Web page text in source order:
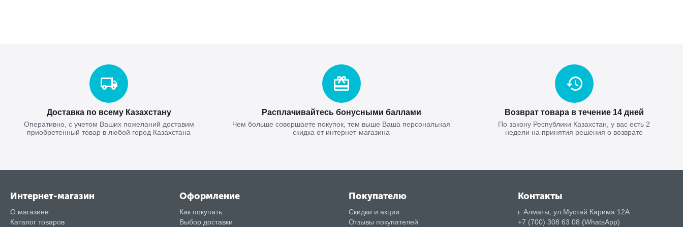
Доставка по всему Казахстану
Оперативно, с учетом Ваших пожеланий доставим
приобретенный товар в любой город Казахстана
Расплачивайтесь бонусными баллами
Чем больше совершаете покупок, тем выше Ваша персональная
скидка от интернет-магазина
Возврат товара в течение 14 дней
По закону Республики Казахстан, у вас есть 2
недели на принятия решения о возврате
Интернет-магазин
О магазине
Каталог товаров
Оформление
Как покупать
Выбор доставки
Покупателю
Скидки и акции
Отзывы покупателей
Контакты
г. Алматы, ул.Мустай Карима 12А
+7 (700) 308 63 08 (WhatsApp)